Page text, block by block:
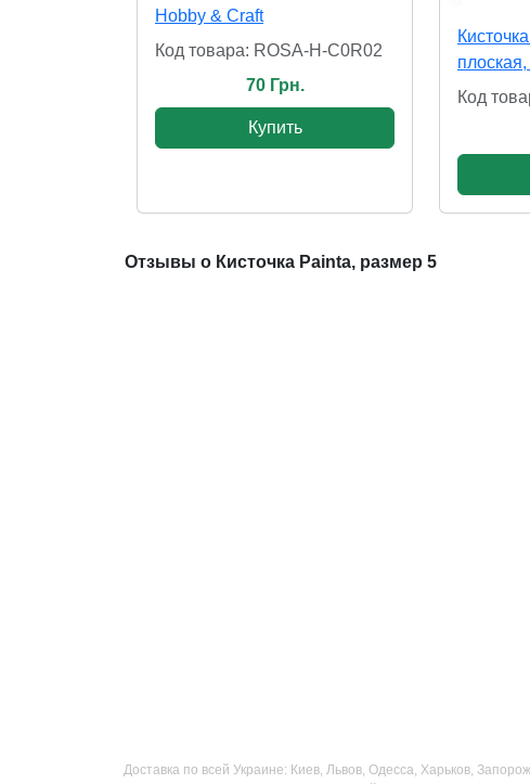
Hobby & Craft
Код товара: ROSA-H-C0R02
70 Грн.
Купить
Код
Отзывы о Кисточка Painta, размер 5
Доставка по всей Украине: Киев, Львов, Одесса, Харьков,